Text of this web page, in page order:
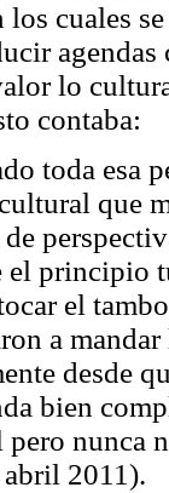
cuales
lo
contaba:
toda esa
que
el principio
el
a
desde
bien
nunca
2011).